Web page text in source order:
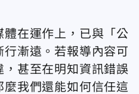
在運作上，已與「公
漸遠。若報導內容可
甚至在明知資訊錯誤
我們還能如何信任這